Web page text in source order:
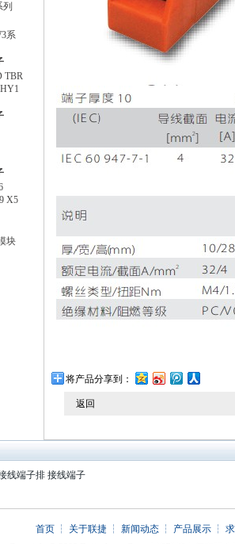
列
系
TBR
X5
块
将产品分享到：
返回
线端子排 接线端子
首页 ┆ 关于联捷 ┆新闻动态 ┆ 产品展示 ┆